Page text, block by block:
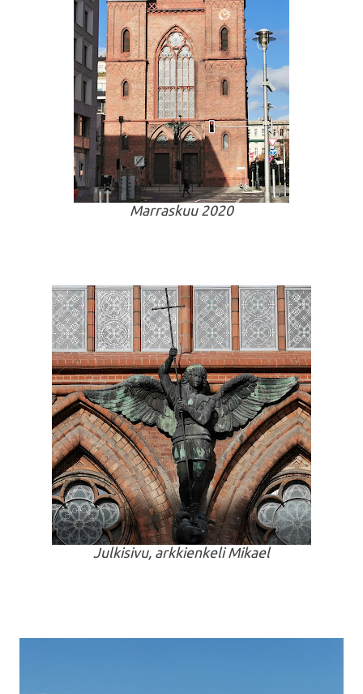
Marraskuu 2020
Julkisivu, arkkienkeli Mikael